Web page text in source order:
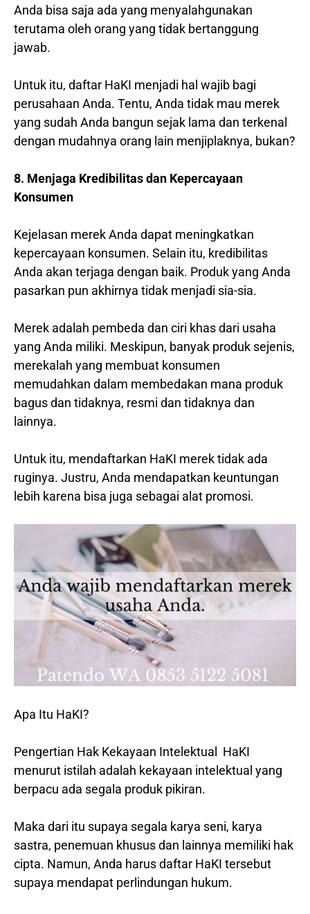
Anda bisa saja ada yang menyalahgunakan
terutama oleh orang yang tidak bertanggung
jawab.
Untuk itu, daftar HaKI menjadi hal wajib bagi
perusahaan Anda. Tentu, Anda tidak mau merek
yang sudah Anda bangun sejak lama dan terkenal
dengan mudahnya orang lain menjiplaknya, bukan?
8. Menjaga Kredibilitas dan Kepercayaan
Konsumen
Kejelasan merek Anda dapat meningkatkan
kepercayaan konsumen. Selain itu, kredibilitas
Anda akan terjaga dengan baik. Produk yang Anda
pasarkan pun akhirnya tidak menjadi sia-sia.
Merek adalah pembeda dan ciri khas dari usaha
yang Anda miliki. Meskipun, banyak produk sejenis,
merekalah yang membuat konsumen
memudahkan dalam membedakan mana produk
bagus dan tidaknya, resmi dan tidaknya dan
lainnya.
Untuk itu, mendaftarkan HaKI merek tidak ada
ruginya. Justru, Anda mendapatkan keuntungan
lebih karena bisa juga sebagai alat promosi.
Apa Itu HaKI?
Pengertian Hak Kekayaan Intelektual HaKI
menurut istilah adalah kekayaan intelektual yang
berpacu ada segala produk pikiran.
Maka dari itu supaya segala karya seni, karya
sastra, penemuan khusus dan lainnya memiliki hak
cipta. Namun, Anda harus daftar HaKI tersebut
supaya mendapat perlindungan hukum.